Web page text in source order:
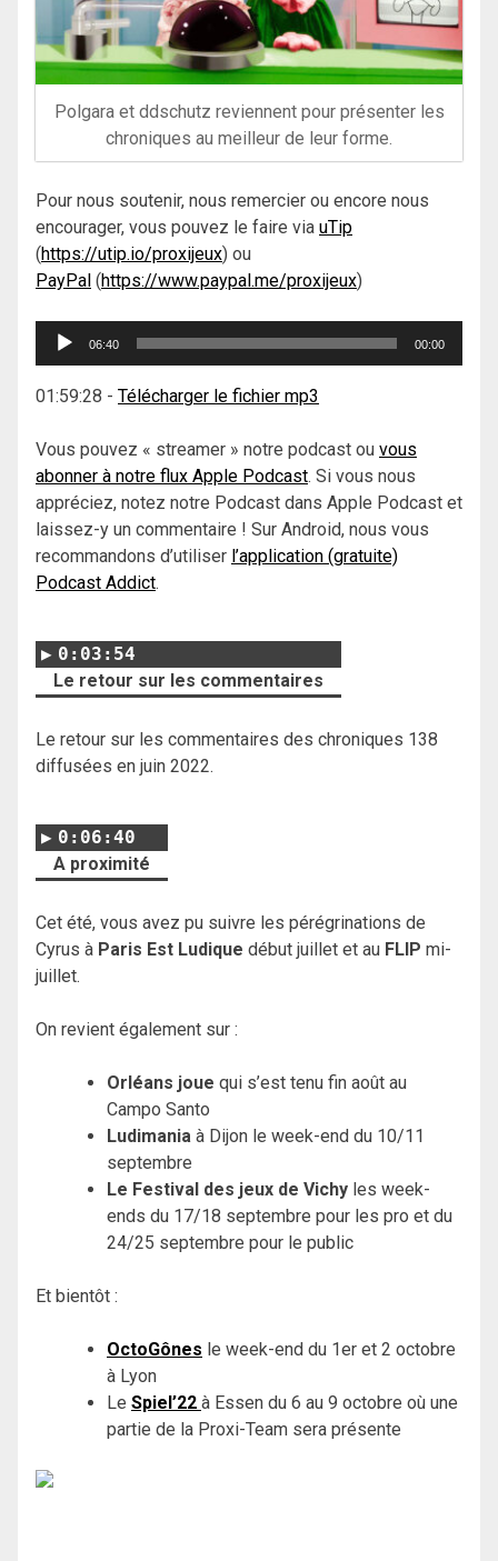
Polgara et ddschutz reviennent pour présenter les
chroniques au meilleur de leur forme.
Pour nous soutenir, nous remercier ou encore nous
encourager, vous pouvez le faire via uTip
(https://utip.io/proxijeux) ou
PayPal (https://www.paypal.me/proxijeux)
Lecteur
06:40 00:00
01:59:28 - Télécharger le fichier mp3
Vous pouvez « streamer » notre podcast ou vous
abonner à notre flux Apple Podcast. Si vous nous
appréciez, notez notre Podcast dans Apple Podcast et
laissez-y un commentaire ! Sur Android, nous vous
recommandons d’utiliser l’application (gratuite)
Podcast Addict.
0:03:54
Le retour sur les commentaires
Le retour sur les commentaires des chroniques 138
diffusées en juin 2022.
0:06:40
A proximité
Cet été, vous avez pu suivre les pérégrinations de
Cyrus à Paris Est Ludique début juillet et au FLIP mi-
juillet.
On revient également sur :
Orléans joue qui s’est tenu fin août au
Campo Santo
Ludimania à Dijon le week-end du 10/11
septembre
Le Festival des jeux de Vichy les week-
ends du 17/18 septembre pour les pro et du
24/25 septembre pour le public
Et bientôt :
OctoGônes le week-end du 1er et 2 octobre
à Lyon
Le Spiel’22 à Essen du 6 au 9 octobre où une
partie de la Proxi-Team sera présente